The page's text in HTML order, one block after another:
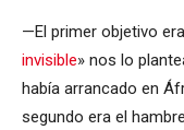
—El primer objetivo
invisible» nos lo
había arrancado en
segundo era el